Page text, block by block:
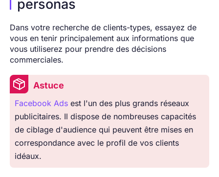
personas
Dans votre recherche de clients-types, essayez de
vous en tenir principalement aux informations que
vous utiliserez pour prendre des décisions
commerciales.
Astuce
Facebook Ads est l'un des plus grands réseaux
publicitaires. Il dispose de nombreuses capacités
de ciblage d'audience qui peuvent être mises en
correspondance avec le profil de vos clients
idéaux.